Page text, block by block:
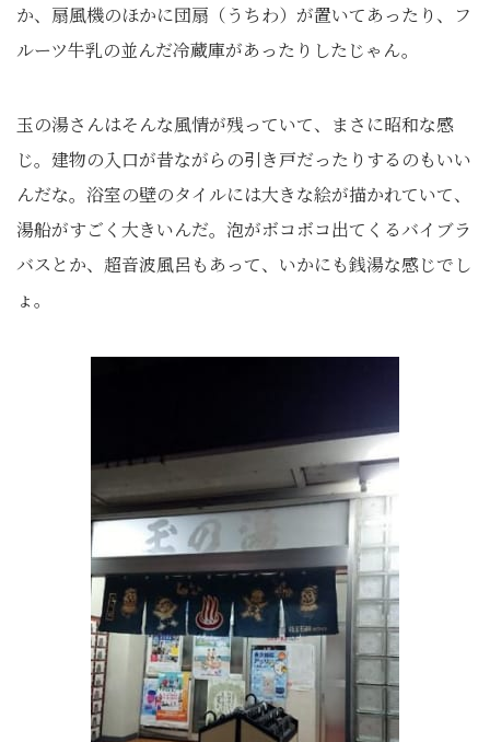
か、扇風機のほかに団扇（うちわ）が置いてあったり、フ
ルーツ牛乳の並んだ冷蔵庫があったりしたじゃん。
玉の湯さんはそんな風情が残っていて、まさに昭和な感
じ。建物の入口が昔ながらの引き戸だったりするのもいい
んだな。浴室の壁のタイルには大きな絵が描かれていて、
湯船がすごく大きいんだ。泡がボコボコ出てくるバイブラ
バスとか、超音波風呂もあって、いかにも銭湯な感じでし
ょ。